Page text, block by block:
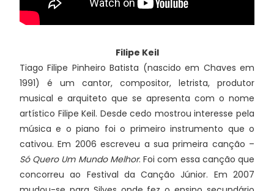
Filipe Keil
Tiago Filipe Pinheiro Batista (nascido em Chaves em
1991) é um cantor, compositor, letrista, produtor
musical e arquiteto que se apresenta com o nome
artístico Filipe Keil. Desde cedo mostrou interesse pela
música e o piano foi o primeiro instrumento que o
cativou. Em 2006 escreveu a sua primeira canção –
Só Quero Um Mundo Melhor. Foi com essa canção que
concorreu ao Festival da Canção Júnior. Em 2007